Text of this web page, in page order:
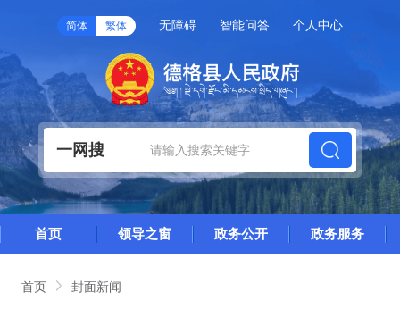
简体 繁体 无障碍 智能问答 个人中心
一网搜
首页 领导之窗 政务公开 政务服务
首页 封面新闻